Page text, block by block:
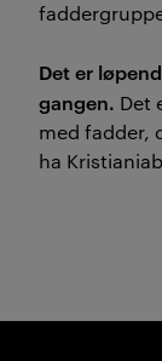
Det er
gangen. Det
med fadder,
ha